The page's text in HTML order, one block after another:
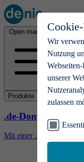
Wir
Nutzung
unserer
zulassen
Open main menu
Produkte
.de-Domains
Mit einer .de-Domain